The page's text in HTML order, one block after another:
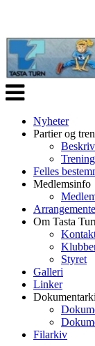
Veksle
navigasjon
Nyheter
Partier og
Felles
Medlemsinfo
Om Tasta
Styret
Galleri
Linker
Filarkiv